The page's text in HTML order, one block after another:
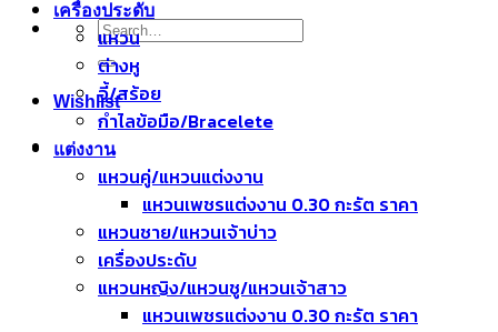
Search
for:
Wishlist
เครื่องประดับ
แหวน
ต่างหู
จี้/สร้อย
กำไลข้อมือ/Bracelete
แต่งงาน
แหวนคู่/แหวนแต่งงาน
แหวนเพชรแต่งงาน 0.30 กะรัต ราคา
แหวนชาย/แหวนเจ้าบ่าว
เครื่องประดับ
แหวนหญิง/แหวนชู/แหวนเจ้าสาว
แหวนเพชรแต่งงาน 0.30 กะรัต ราคา